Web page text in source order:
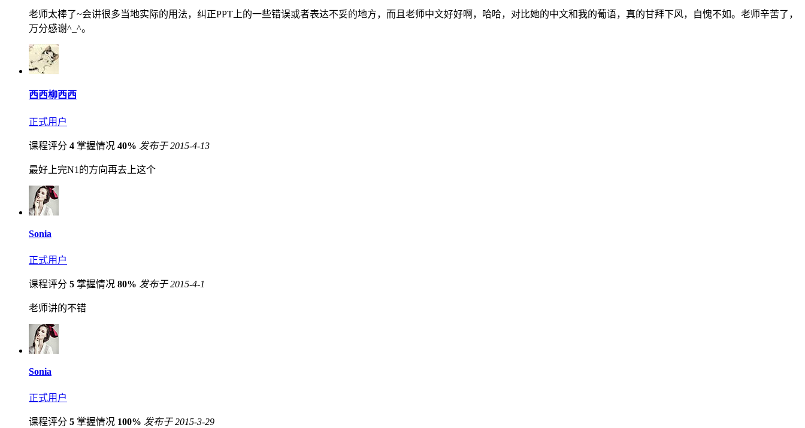
老师太棒了~会讲很多当地实际的用法，纠正PPT上的一些错误或者表达不妥的地方，而且老师中文好好啊，哈哈，对比她的中文和我的葡语，真的甘拜下风，自愧不如。老师辛苦了，
万分感谢^_^。
西西柳西西
正式用户
课程评分 4 掌握情况 40% 发布于 2015-4-13
最好上完N1的方向再去上这个
Sonia
正式用户
课程评分 5 掌握情况 80% 发布于 2015-4-1
老师讲的不错
Sonia
正式用户
课程评分 5 掌握情况 100% 发布于 2015-3-29